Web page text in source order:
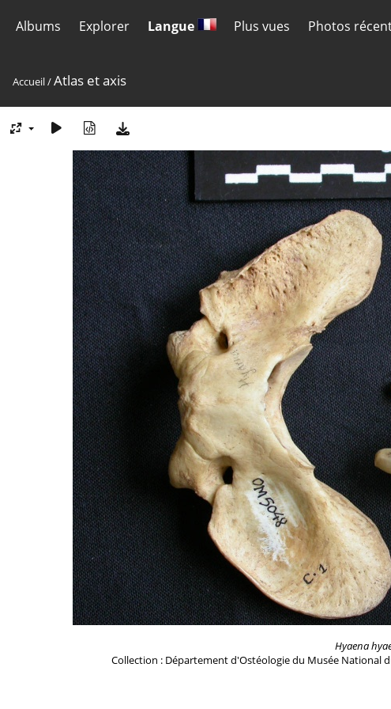
Albums Explorer Langue Plus vues Photos
Accueil/Atlas et axis
Hyaena
Collection : Département d'Ostéologie du Musée National